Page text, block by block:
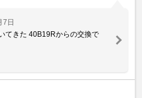
7日
てきた 40B19Rからの交換で